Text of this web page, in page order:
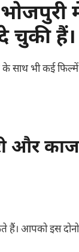
चुकी हैं।
के साथ भी कई
और
हैं। आपको इस